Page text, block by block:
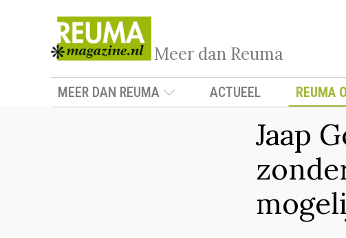
Meer dan Reuma
MEER DAN REUMA ACTUEEL REUMA
Jaap